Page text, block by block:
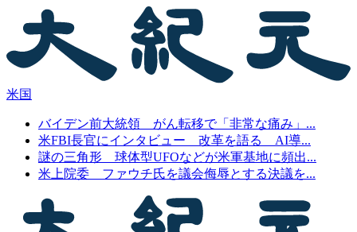
米国
バイデン前大統領 がん転移で「非常な痛み」...
米FBI長官にインタビュー 改革を語る AI導...
謎の三角形 球体型UFOなどが米軍基地に頻出...
米上院委 ファウチ氏を議会侮辱とする決議を...